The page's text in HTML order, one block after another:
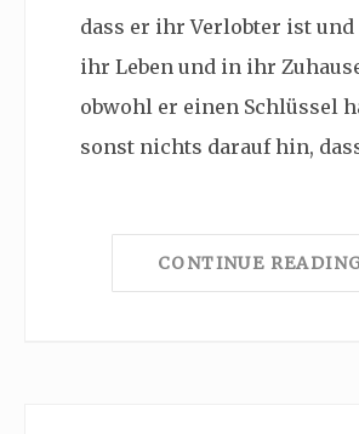
dass er ihr Verlobter ist
ihr Leben und in ihr
obwohl er einen Schlüssel
sonst nichts darauf hin,
CONTINUE